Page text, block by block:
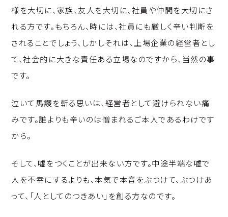
様を大切に、家族、友人を大切に、社員や仲間を大切にさ
れる方です。もちろん、時には、社員にも厳しく辛い判断を
されることでしょう、しかしそれは、上場企業の経営者とし
て、社会的に大きな責任ある立場なのですから、当然の事
です。
泣いて馬謖を斬る思いは、経営者として避けられない痛
みです。誰よりも辛いのは憎まれるご本人であるわけです
から。
そして、嘘をつくことが出来ない方です。中途半端な嘘で
人を不幸にするよりも、本気で本音をぶつけて、ぶつけあ
って、「人としてのつきあい」を創る方なのです。